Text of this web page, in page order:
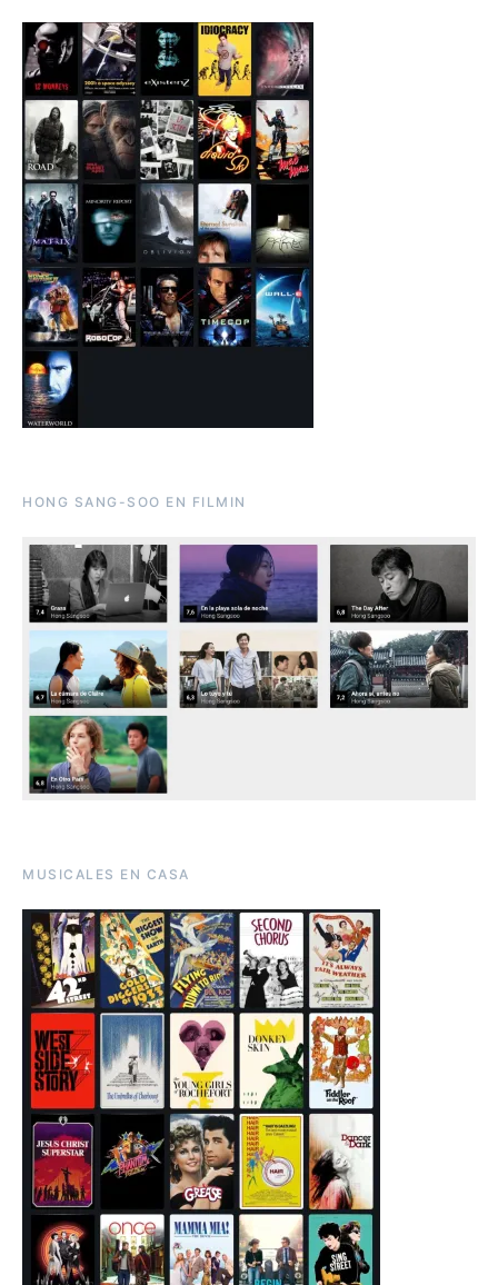
HONG SANG-SOO EN FILMIN
MUSICALES EN CASA